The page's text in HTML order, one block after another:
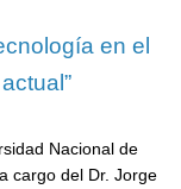
en el
Nacional de
cargo del Dr. Jorge